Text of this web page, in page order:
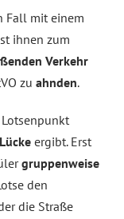
Fall mit einem
ihnen zum
Verkehr
zu ahnden.
Lücke ergibt. Erst
gruppenweise
den
die Straße